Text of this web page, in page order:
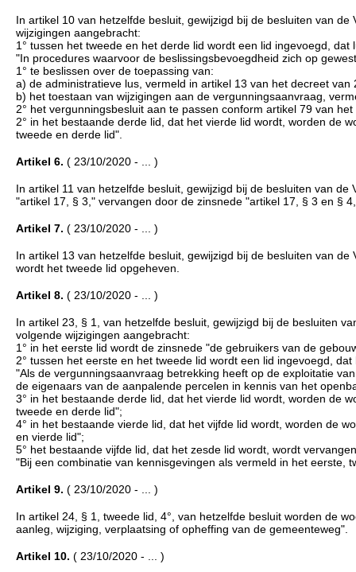
In artikel 10 van hetzelfde besluit, gewijzigd bij de besluiten van
wijzigingen aangebracht:
1° tussen het tweede en het derde lid wordt een lid ingevoegd, dat
"In procedures waarvoor de beslissingsbevoegdheid zich op
1° te beslissen over de toepassing van:
a) de administratieve lus, vermeld in artikel 13 van het decreet van
b) het toestaan van wijzigingen aan de vergunningsaanvraag,
2° het vergunningsbesluit aan te passen conform artikel 79 van
2° in het bestaande derde lid, dat het vierde lid wordt, worden de
tweede en derde lid".
Artikel 6. ( 23/10/2020 - ... )
In artikel 11 van hetzelfde besluit, gewijzigd bij de besluiten van
"artikel 17, § 3," vervangen door de zinsnede "artikel 17, § 3 en §
Artikel 7. ( 23/10/2020 - ... )
In artikel 13 van hetzelfde besluit, gewijzigd bij de besluiten van
wordt het tweede lid opgeheven.
Artikel 8. ( 23/10/2020 - ... )
In artikel 23, § 1, van hetzelfde besluit, gewijzigd bij de besluiten
volgende wijzigingen aangebracht:
1° in het eerste lid wordt de zinsnede "de gebruikers van de
2° tussen het eerste en het tweede lid wordt een lid ingevoegd, dat
"Als de vergunningsaanvraag betrekking heeft op de exploitatie
de eigenaars van de aanpalende percelen in kennis van het
3° in het bestaande derde lid, dat het vierde lid wordt, worden de
tweede en derde lid";
4° in het bestaande vierde lid, dat het vijfde lid wordt, worden de
en vierde lid";
5° het bestaande vijfde lid, dat het zesde lid wordt, wordt
"Bij een combinatie van kennisgevingen als vermeld in het eerste,
Artikel 9. ( 23/10/2020 - ... )
In artikel 24, § 1, tweede lid, 4°, van hetzelfde besluit worden de
aanleg, wijziging, verplaatsing of opheffing van de gemeenteweg".
Artikel 10. ( 23/10/2020 - ... )